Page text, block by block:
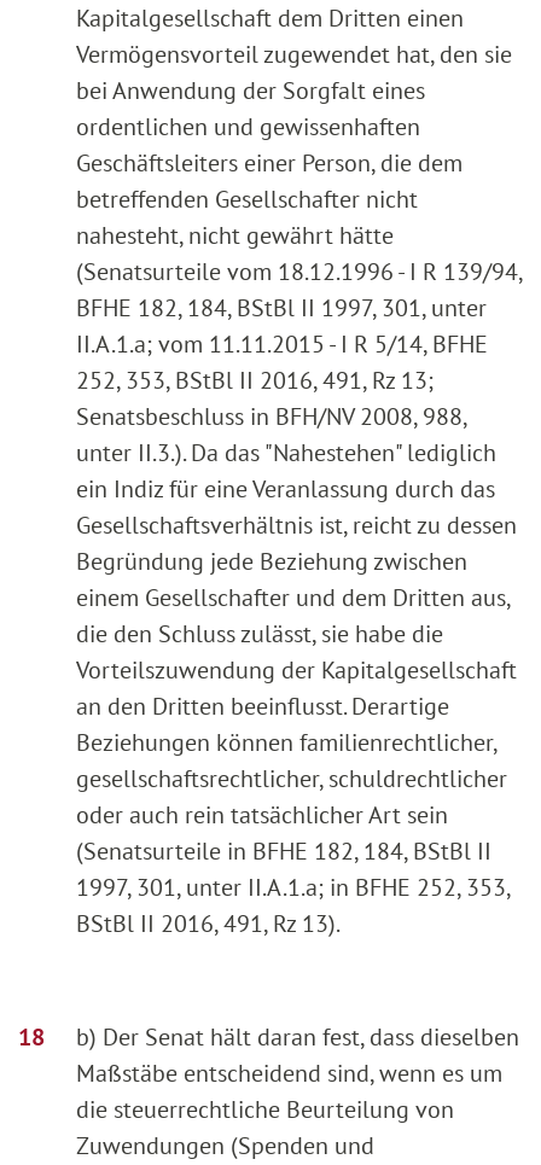
Kapitalgesellschaft dem Dritten einen
Vermögensvorteil zugewendet hat, den sie
bei Anwendung der Sorgfalt eines
ordentlichen und gewissenhaften
Geschäftsleiters einer Person, die dem
betreffenden Gesellschafter nicht
nahesteht, nicht gewährt hätte
(Senatsurteile vom 18.12.1996 - I R 139/94,
BFHE 182, 184, BStBl II 1997, 301, unter
II.A.1.a; vom 11.11.2015 - I R 5/14, BFHE
252, 353, BStBl II 2016, 491, Rz 13;
Senatsbeschluss in BFH/NV 2008, 988,
unter II.3.). Da das "Nahestehen" lediglich
ein Indiz für eine Veranlassung durch das
Gesellschaftsverhältnis ist, reicht zu dessen
Begründung jede Beziehung zwischen
einem Gesellschafter und dem Dritten aus,
die den Schluss zulässt, sie habe die
Vorteilszuwendung der Kapitalgesellschaft
an den Dritten beeinflusst. Derartige
Beziehungen können familienrechtlicher,
gesellschaftsrechtlicher, schuldrechtlicher
oder auch rein tatsächlicher Art sein
(Senatsurteile in BFHE 182, 184, BStBl II
1997, 301, unter II.A.1.a; in BFHE 252, 353,
BStBl II 2016, 491, Rz 13).
b) Der Senat hält daran fest, dass dieselben
Maßstäbe entscheidend sind, wenn es um
die steuerrechtliche Beurteilung von
Zuwendungen (Spenden und